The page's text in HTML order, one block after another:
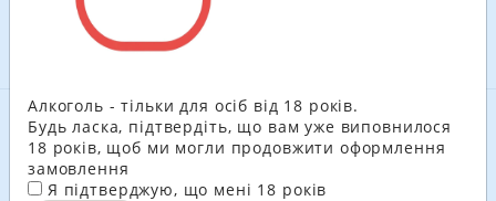
Рекомендуємо
Алкоголь - тільки для осіб від 18 років.
Будь ласка, підтвердіть, що вам уже виповнилося
18 років, щоб ми могли продовжити оформлення
замовлення
Я підтверджую, що мені 18 років